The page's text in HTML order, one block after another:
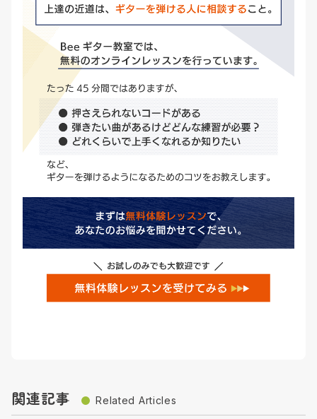
関連記事 Related Articles